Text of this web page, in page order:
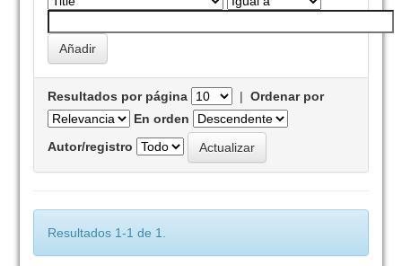
Resultados por página |Ordenar por
En orden
Autor/registro
Resultados 1-1 de 1.